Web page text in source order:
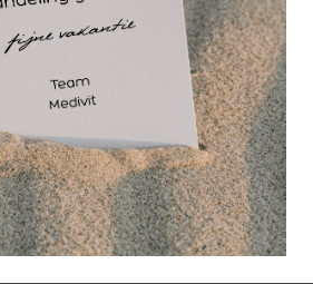
en fysiotherapie is
en veelgebruikte bandage.
sporttassen, behandelruimtes en
omdat het snel en makkelijk aan
bij enkelverstuikingen,
van de knie. In
elastische tape beweegt
het lichaam. Daardoor voelt het